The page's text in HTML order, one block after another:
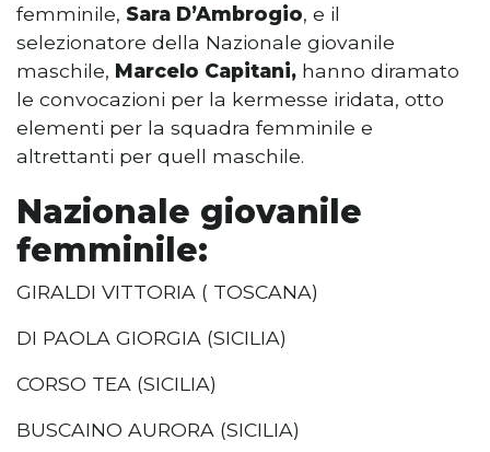
femminile, Sara D’Ambrogio, e il
selezionatore della Nazionale giovanile
maschile, Marcelo Capitani, hanno diramato
le convocazioni per la kermesse iridata, otto
elementi per la squadra femminile e
altrettanti per quell maschile.
Nazionale giovanile
femminile:
GIRALDI VITTORIA ( TOSCANA)
DI PAOLA GIORGIA (SICILIA)
CORSO TEA (SICILIA)
BUSCAINO AURORA (SICILIA)